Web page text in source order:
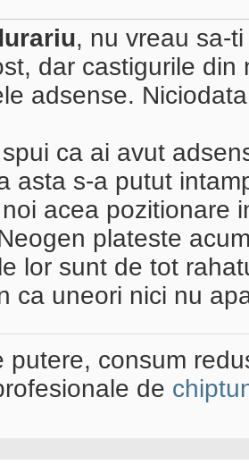
, nu vreau sa-
dar castigurile
adsense.
ca ai avut
asta s-a putut
acea pozitionare
plateste
lor sunt de tot
ca uneori nici nu
putere, consum
de